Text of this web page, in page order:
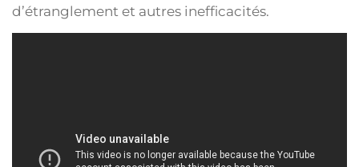
d’étranglement et autres inefficacités.